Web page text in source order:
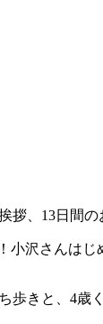
拶、13日間の
沢さんは
きと、4歳